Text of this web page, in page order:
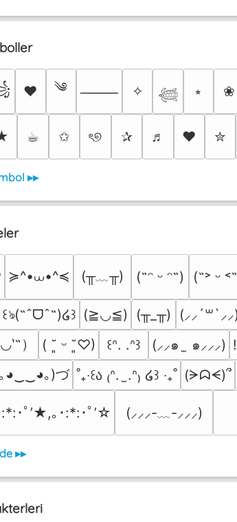
♥ ༄ ⸻ ✧ 𓆉 ⭒ ❀
☕︎ ✩ ৎ୭ ✰ ♬ ❤ ✮
▸▸
≽^•⩊•^≼ (╥﹏╥) (˶ᵔ ᵕ ᵔ˶) (˶˃ ᵕ
꒰ঌ(˶ˆᗜˆ˵)໒꒱ (≧◡≦) (╥_╥) (⸝⸝´꒳`⸝⸝)
） ( ˘͈ ᵕ ˘͈♡) ꒰ᐢ. .ᐢ꒱ (⸝⸝๑  ̫ ๑⸝⸝⸝)
◕‿‿◕｡)づ ˚₊‧꒰ა ₍ᐢ.  ̫.ᐢ₎ ໒꒱ ‧₊˚ (ᗒᗣᗕ)՞
･ﾟ’★,｡･:*:･ﾟ’☆ (⸝⸝⸝-﹏-⸝⸝⸝)
▸▸